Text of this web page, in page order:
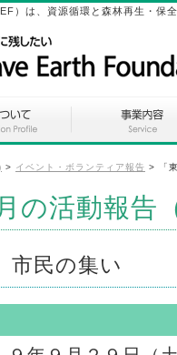
）は、資源循環と森林再生・保
> イベント・ボランティア報告 > 「
の活動報告
民の集い